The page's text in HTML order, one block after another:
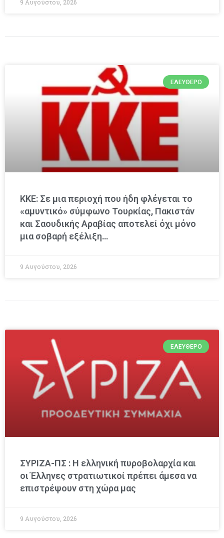
9 Αυγούστου, 2026
ΕΛΕΎΘΕΡΟ
ΚΚΕ: Σε μια περιοχή που ήδη φλέγεται το
«αμυντικό» σύμφωνο Τουρκίας, Πακιστάν
και Σαουδικής Αραβίας αποτελεί όχι μόνο
μια σοβαρή εξέλιξη…
9 Αυγούστου, 2026
ΕΛΕΎΘΕΡΟ
ΣΥΡΙΖΑ-ΠΣ : Η ελληνική πυροβολαρχία και
οι Έλληνες στρατιωτικοί πρέπει άμεσα να
επιστρέψουν στη χώρα μας
9 Αυγούστου, 2026